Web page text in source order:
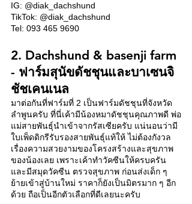
IG: @diak_dachshund
TikTok: @diak_dachshund
Tel: 093 465 9690
2. Dachshund & basenji farm
- ฟาร์มสุนัขดัชชุนและบาเซนจิ
ชัชเคนเนล
มาต่อกันที่ฟาร์มที่ 2 เป็นฟาร์มดัชชุนที่จังหวัด
ลำพูนครับ ที่นี่เค้ามีน้องหมาดัชชุนคุณภาพดี พ่อ
แม่สายพันธุ์นำเข้าจากรัสเซียครับ แน่นอนว่ามี
ใบเพ็ดดิกรีรับรองสายพันธุ์แท้ให้ ไม่ต้องกังวล
เรื่องความสวยงามของโครงสร้างและสุขภาพ
ของน้องเลย เพราะเค้าทำวัคซีนให้ครบครัน
และมีสมุดวัคซีน ตรวจสุขภาพ ก่อนส่งเด็ก ๆ
ย้ายเข้าสู่บ้านใหม่ ราคาก็ยังเป็นมิตรมาก ๆ อีก
ด้วย ถือเป็นอีกตัวเลือกที่ดีเลยนะครับ